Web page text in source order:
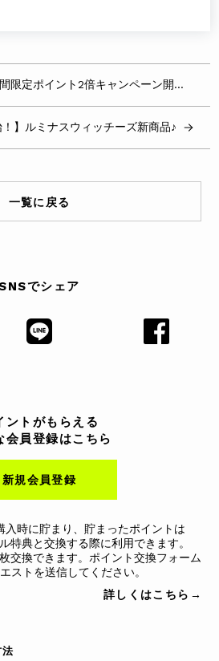
【6周年記念！】期間限定ポイント2倍キャンペーン開催！
！】ルミナスウィッチーズ新商品♪
一覧に戻る
でシェア
ントがもらえる
会員登録はこちら
新規会員登録
入時に貯まり、貯まったポイントは
特典と交換する際に利用できます。
交換できます。ポイント交換フォーム
ストを送信してください。
詳しくはこちら→
法